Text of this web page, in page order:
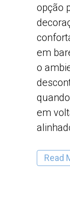
opção
em
o
em
Read